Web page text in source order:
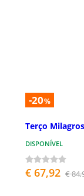
-20%
Terço
DISPONÍVEL
€ 67,92 €